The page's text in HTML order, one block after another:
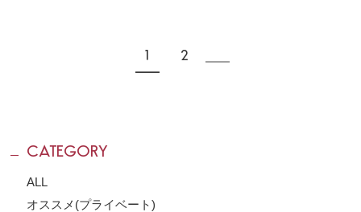
1 2
CATEGORY
ALL
オススメ(プライベート)